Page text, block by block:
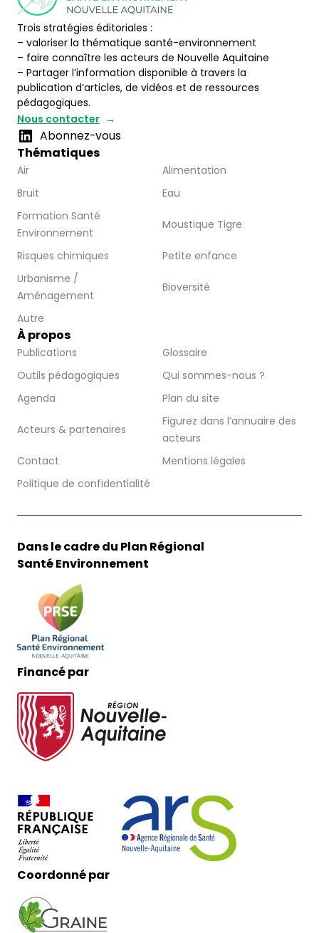
Trois stratégies éditoriales :
– valoriser la thématique santé-environnement
– faire connaître les acteurs de Nouvelle Aquitaine
– Partager l’information disponible à travers la
publication d’articles, de vidéos et de ressources
pédagogiques.
Nous contacter
Abonnez-vous
Thématiques
Air
Alimentation
Bruit
Eau
Formation Santé
Environnement
Moustique Tigre
Risques chimiques
Petite enfance
Urbanisme /
Aménagement
Bioversité
Autre
À propos
Publications
Glossaire
Outils pédagogiques
Qui sommes-nous ?
Agenda
Plan du site
Acteurs & partenaires
Figurez dans l’annuaire des
acteurs
Contact
Mentions légales
Politique de confidentialité
Dans le cadre du Plan Régional
Santé Environnement
Financé par
Coordonné par